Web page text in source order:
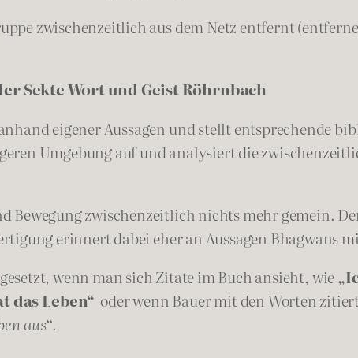
zwischenzeitlich aus dem Netz entfernt
Sekte Wort und Geist Röhrnbach
eigener Aussagen und stellt entsprechende
Umgebung auf und analysiert die
Bewegung zwischenzeitlich nichts mehr gemein.
erinnert dabei eher an Aussagen Bhagwans
wenn man sich Zitate im Buch ansieht, wie
das Leben“ oder wenn Bauer mit den Worten
aus“.